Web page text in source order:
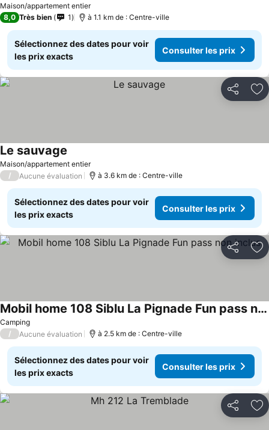
Maison/appartement entier
8,0 Très bien 1 à 1.1 km de : Centre-ville
Sélectionnez des dates pour voir
les prix exacts
Consulter les prix
Partager
Maison/appartement entier
Le sauvage
/ Aucune évaluation à 3.6 km de : Centre-ville
Sélectionnez des dates pour voir
les prix exacts
Consulter les prix
Partager
Camping
Mobil home 108 Siblu La Pignade Fun pass non inclus
/ Aucune évaluation à 2.5 km de : Centre-ville
Sélectionnez des dates pour voir
les prix exacts
Consulter les prix
Partager